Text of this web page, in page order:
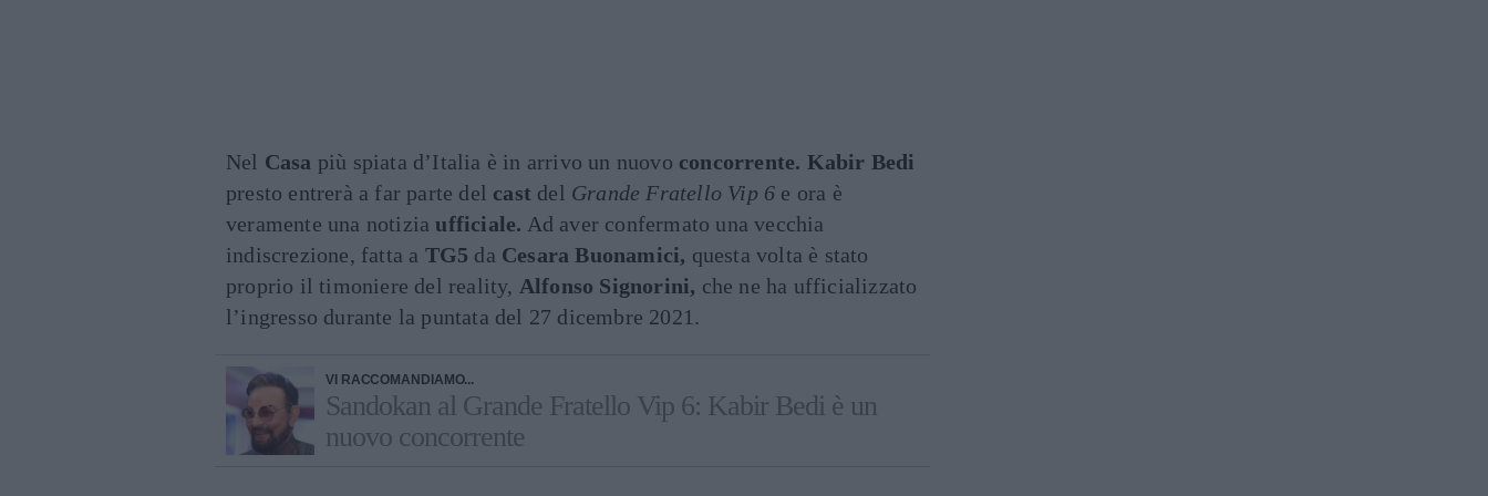
Nel Casa più spiata d’Italia è in arrivo un nuovo concorrente. Kabir Bedi
presto entrerà a far parte del cast del Grande Fratello Vip 6 e ora è
veramente una notiziaufficiale. Ad aver confermato una vecchia
indiscrezione, fatta a TG5 da Cesara Buonamici, questa volta è stato
proprio il timoniere del reality, Alfonso Signorini, che ne ha ufficializzato
l’ingresso durante la puntata del 27 dicembre 2021.
VI RACCOMANDIAMO...
Sandokan al Grande Fratello Vip 6: Kabir Bedi è un
nuovo concorrente